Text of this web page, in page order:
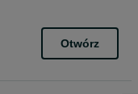
Otwórz